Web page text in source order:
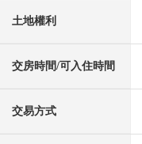
土地權利
交房時間/可入住時間
交易方式